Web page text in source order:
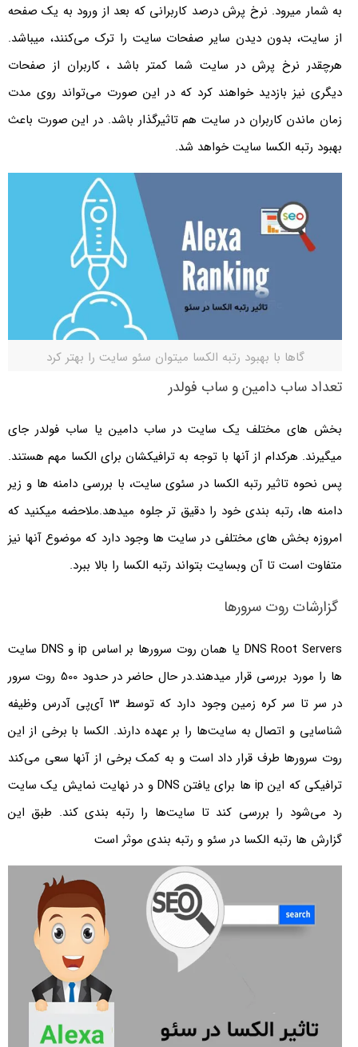
به شمار میرود. نرخ پرش درصد کاربرانی که بعد از ورود به یک صفحه
از سایت، بدون دیدن سایر صفحات سایت را ترک می‌کنند، میباشد.
هرچقدر نرخ پرش در سایت شما کمتر باشد ، کاربران از صفحات
دیگری نیز بازدید خواهند کرد که در این صورت می‌تواند روی مدت
زمان ماندن کاربران در سایت هم تاثیرگذار باشد. در این صورت باعث
بهبود رتبه الکسا سایت خواهد شد.
گاها با بهبود رتبه الکسا میتوان سئو سایت را بهتر کرد
تعداد ساب دامین و ساب فولدر
بخش های مختلف یک سایت در ساب دامین یا ساب فولدر جای
میگیرند. هرکدام از آنها با توجه به ترافیکشان برای الکسا مهم هستند.
پس نحوه تاثیر رتبه الکسا در سئوی سایت، با بررسی دامنه ها و زیر
دامنه ها، رتبه بندی خود را دقیق تر جلوه میدهد.ملاحضه میکنید که
امروزه بخش های مختلفی در سایت ها وجود دارد که موضوع آنها نیز
متفاوت است تا آن وبسایت بتواند رتبه الکسا را بالا ببرد.
گزارشات روت سرورها
DNS Root Servers یا همان روت سرورها بر اساس ip و DNS سایت
ها را مورد بررسی قرار میدهند.در حال حاضر در حدود 500 روت سرور
در سر تا سر کره زمین وجود دارد که توسط 13 آی‌پی آدرس وظیفه
شناسایی و اتصال به سایت‌ها را بر عهده دارند. الکسا با برخی از این
روت سرورها طرف قرار داد است و به کمک برخی از آنها سعی می‌کند
ترافیکی که این ip ها برای یافتن DNS و در نهایت نمایش یک سایت
رد می‌شود را بررسی کند تا سایت‌ها را رتبه بندی کند. طبق این
گزارش ها رتبه الکسا در سئو و رتبه بندی موثر است